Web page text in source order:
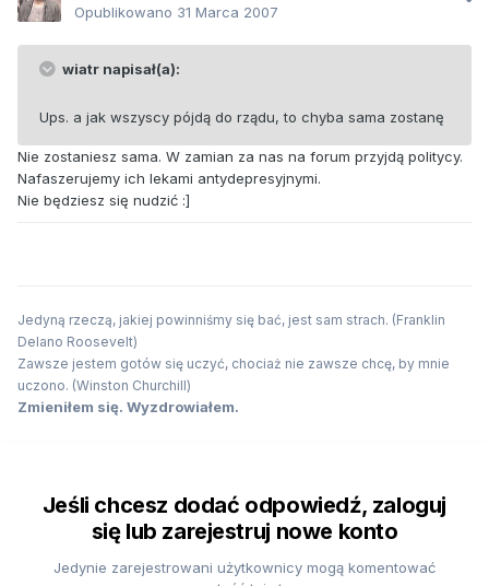
Opublikowano 31 Marca 2007
wiatr napisał(a):
Ups. a jak wszyscy pójdą do rządu, to chyba sama zostanę
Nie zostaniesz sama. W zamian za nas na forum przyjdą politycy.
Nafaszerujemy ich lekami antydepresyjnymi.
Nie będziesz się nudzić :]
Jedyną rzeczą, jakiej powinniśmy się bać, jest sam strach. (Franklin
Delano Roosevelt)
Zawsze jestem gotów się uczyć, chociaż nie zawsze chcę, by mnie
uczono. (Winston Churchill)
Zmieniłem się. Wyzdrowiałem.
Jeśli chcesz dodać odpowiedź, zaloguj
się lub zarejestruj nowe konto
Jedynie zarejestrowani użytkownicy mogą komentować